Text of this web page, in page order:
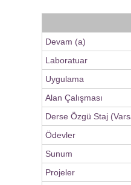
Devam (a)
Laboratuar
Uygulama
Alan Çalışması
Derse Özgü Staj
Ödevler
Sunum
Projeler